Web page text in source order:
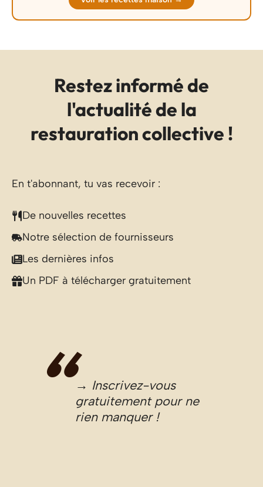
Restez informé de
l'actualité de la
restauration collective !
En t'abonnant, tu vas recevoir :
De nouvelles recettes
Notre sélection de fournisseurs
Les dernières infos
Un PDF à télécharger gratuitement
→ Inscrivez-vous
gratuitement pour ne
rien manquer !